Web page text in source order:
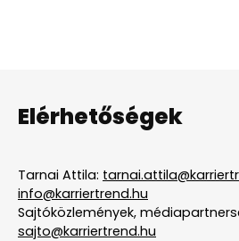
Elérhetőségek
Tarnai Attila:
info@karriertrend.hu
Sajtóközlemények,
sajto@karriertrend.hu